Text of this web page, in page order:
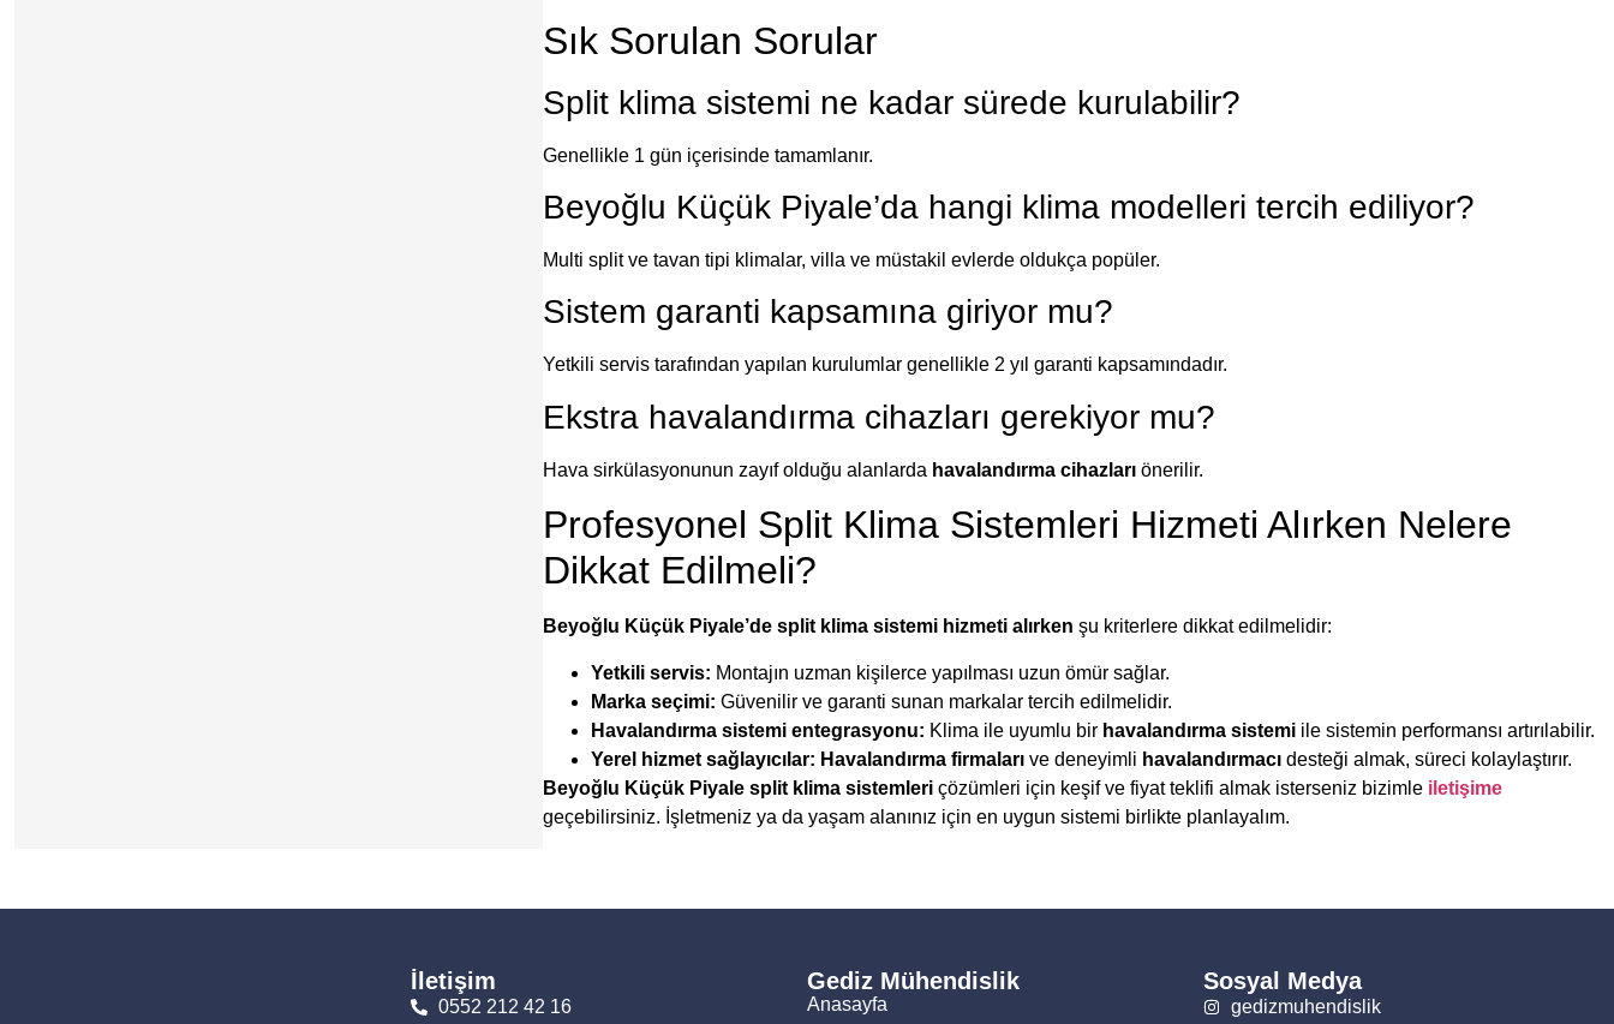
Sık Sorulan Sorular
Split klima sistemi ne kadar sürede kurulabilir?
Genellikle 1 gün içerisinde tamamlanır.
Beyoğlu Küçük Piyale’da hangi klima modelleri tercih ediliyor?
Multi split ve tavan tipi klimalar, villa ve müstakil evlerde oldukça popüler.
Sistem garanti kapsamına giriyor mu?
Yetkili servis tarafından yapılan kurulumlar genellikle 2 yıl garanti kapsamındadır.
Ekstra havalandırma cihazları gerekiyor mu?
Hava sirkülasyonunun zayıf olduğu alanlarda havalandırma cihazlarıönerilir.
Profesyonel Split Klima Sistemleri Hizmeti Alırken Nelere
Dikkat Edilmeli?
Beyoğlu Küçük Piyale’de split klima sistemi hizmeti alırken şu kriterlere dikkat edilmelidir:
Yetkili servis: Montajın uzman kişilerce yapılması uzun ömür sağlar.
Marka seçimi: Güvenilir ve garanti sunan markalar tercih edilmelidir.
Havalandırma sistemi entegrasyonu: Klima ile uyumlu bir havalandırma sistemiile sistemin performansı artırılabilir.
Yerel hizmet sağlayıcılar: Havalandırma firmalarıve deneyimli havalandırmacıdesteği almak, süreci kolaylaştırır.
Beyoğlu Küçük Piyale split klima sistemleriçözümleri için keşif ve fiyat teklifi almak isterseniz bizimle iletişime
geçebilirsiniz. İşletmeniz ya da yaşam alanınız için en uygun sistemi birlikte planlayalım.
İletişim
0552 212 42 16
Gediz Mühendislik
Anasayfa
Sosyal Medya
gedizmuhendislik